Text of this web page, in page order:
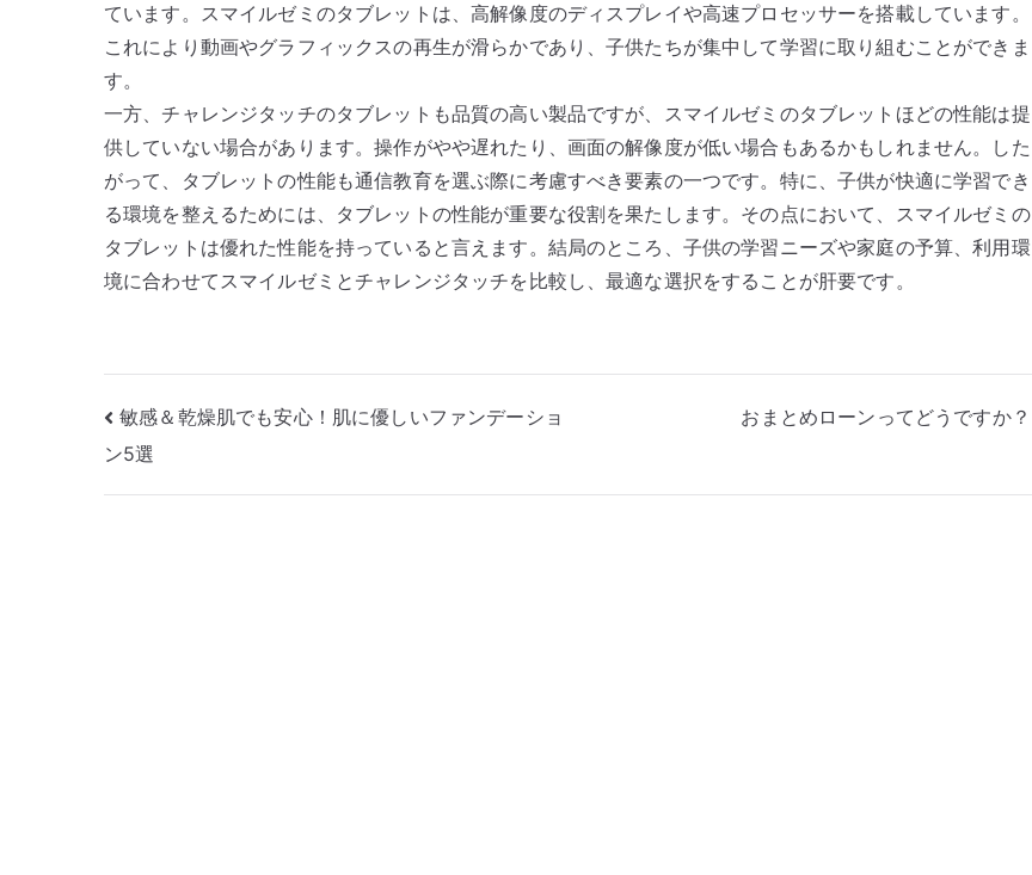
ています。スマイルゼミのタブレットは、高解像度のディスプレイや高速プロセッサーを搭載しています。
これにより動画やグラフィックスの再生が滑らかであり、子供たちが集中して学習に取り組むことができま
す。
一方、チャレンジタッチのタブレットも品質の高い製品ですが、スマイルゼミのタブレットほどの性能は提
供していない場合があります。操作がやや遅れたり、画面の解像度が低い場合もあるかもしれません。した
がって、タブレットの性能も通信教育を選ぶ際に考慮すべき要素の一つです。特に、子供が快適に学習でき
る環境を整えるためには、タブレットの性能が重要な役割を果たします。その点において、スマイルゼミの
タブレットは優れた性能を持っていると言えます。結局のところ、子供の学習ニーズや家庭の予算、利用環
境に合わせてスマイルゼミとチャレンジタッチを比較し、最適な選択をすることが肝要です。
投
稿
敏感＆乾燥肌でも安心！肌に優しいファンデーショ
ン5選
おまとめローンってどうですか？